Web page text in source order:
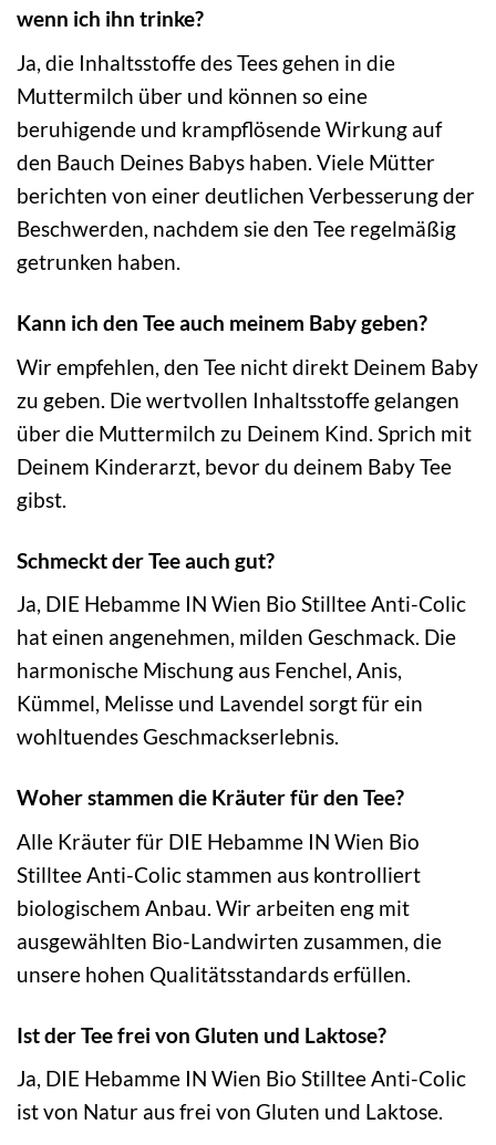
wenn ich ihn trinke?
Ja, die Inhaltsstoffe des Tees gehen in die
Muttermilch über und können so eine
beruhigende und krampflösende Wirkung auf
den Bauch Deines Babys haben. Viele Mütter
berichten von einer deutlichen Verbesserung der
Beschwerden, nachdem sie den Tee regelmäßig
getrunken haben.
Kann ich den Tee auch meinem Baby geben?
Wir empfehlen, den Tee nicht direkt Deinem Baby
zu geben. Die wertvollen Inhaltsstoffe gelangen
über die Muttermilch zu Deinem Kind. Sprich mit
Deinem Kinderarzt, bevor du deinem Baby Tee
gibst.
Schmeckt der Tee auch gut?
Ja, DIE Hebamme IN Wien Bio Stilltee Anti-Colic
hat einen angenehmen, milden Geschmack. Die
harmonische Mischung aus Fenchel, Anis,
Kümmel, Melisse und Lavendel sorgt für ein
wohltuendes Geschmackserlebnis.
Woher stammen die Kräuter für den Tee?
Alle Kräuter für DIE Hebamme IN Wien Bio
Stilltee Anti-Colic stammen aus kontrolliert
biologischem Anbau. Wir arbeiten eng mit
ausgewählten Bio-Landwirten zusammen, die
unsere hohen Qualitätsstandards erfüllen.
Ist der Tee frei von Gluten und Laktose?
Ja, DIE Hebamme IN Wien Bio Stilltee Anti-Colic
ist von Natur aus frei von Gluten und Laktose.